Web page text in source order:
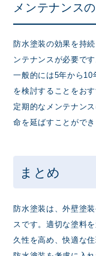
メンテナンス
防水塗装の効果を持
ンテナンスが必要です
一般的には5年から10
を検討することをおす
定期的なメンテナン
命を延ばすことができ
まとめ
防水塗装は、外壁塗
スです。適切な塗料
久性を高め、快適な